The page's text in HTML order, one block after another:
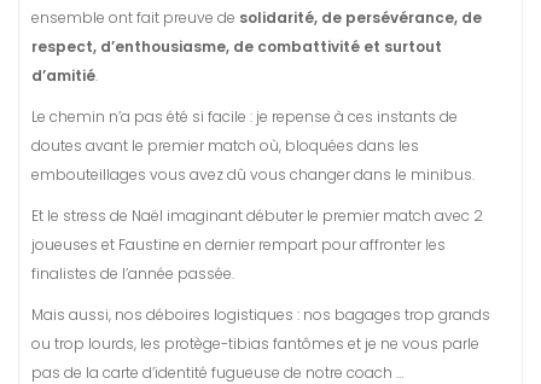
ensemble ont fait preuve de solidarité, de persévérance, de
respect, d’enthousiasme, de combattivité et surtout
d’amitié.
Le chemin n’a pas été si facile : je repense à ces instants de
doutes avant le premier match où, bloquées dans les
embouteillages vous avez dû vous changer dans le minibus.
Et le stress de Naël imaginant débuter le premier match avec 2
joueuses et Faustine en dernier rempart pour affronter les
finalistes de l’année passée.
Mais aussi, nos déboires logistiques : nos bagages trop grands
ou trop lourds, les protège-tibias fantômes et je ne vous parle
pas de la carte d’identité fugueuse de notre coach …